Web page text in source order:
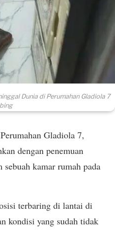
Dunia di Perumahan Gladiola 7
Gladiola 7,
dengan penemuan
sebuah kamar rumah pada
terbaring di lantai di
kondisi yang sudah tidak